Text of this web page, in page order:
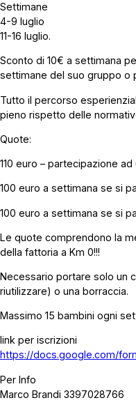
Settimane
4-9 luglio
11-16 luglio.
Sconto di 10€ a settimana
settimane del suo gruppo o
Tutto il percorso
pieno rispetto delle
Quote:
110 euro – partecipazione
100 euro a settimana se si
100 euro a settimana se si
Le quote comprendono la
della fattoria a Km 0!!!
Necessario portare solo un
riutilizzare) o una borraccia.
Massimo 15 bambini ogni
link per iscrizioni
https://docs.google.com/
Per Info
Marco Brandi 3397028766